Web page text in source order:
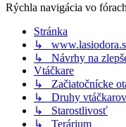
Rýchla navigácia vo fórach
Stránka
↳
↳ Návrhy na
Vtáčkare
↳ Začiatočnícke
↳ Druhy vtáčkarov
↳ Starostlivosť
↳ Terárium